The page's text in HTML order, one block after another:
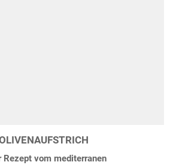
Rezept vom mediterranen